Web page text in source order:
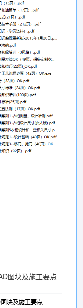
图块及施工要点